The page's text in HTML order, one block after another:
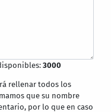
3000
rellenar todos los
que su nombre
por lo que en caso